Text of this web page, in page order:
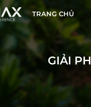
TRANG CHỦ
GIẢI